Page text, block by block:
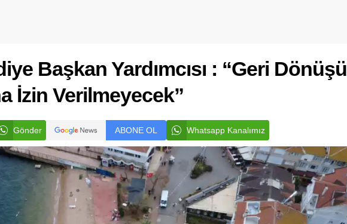
Başkan Yardımcısı : “Geri Dönüşü
İzin Verilmeyecek”
Gönder ABONE OL Whatsapp Kanalımız